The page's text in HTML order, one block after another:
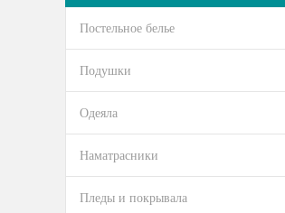
Постельное белье
Подушки
Одеяла
Наматрасники
Пледы и покрывала